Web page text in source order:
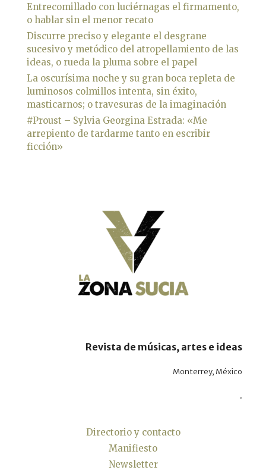
Entrecomillado con luciérnagas el firmamento,
o hablar sin el menor recato
Discurre preciso y elegante el desgrane
sucesivo y metódico del atropellamiento de las
ideas, o rueda la pluma sobre el papel
La oscurísima noche y su gran boca repleta de
luminosos colmillos intenta, sin éxito,
masticarnos; o travesuras de la imaginación
#Proust – Sylvia Georgina Estrada: «Me
arrepiento de tardarme tanto en escribir
ficción»
Revista de músicas, artes e ideas
Monterrey, México
.
Directorio y contacto
Manifiesto
Newsletter